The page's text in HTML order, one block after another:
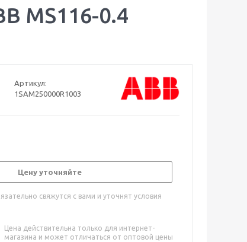
MS116-0.4
Артикул:
1SAM250000R1003
Цену уточняйте
свяжутся с вами и уточнят условия
Цена действительна только для интернет-
магазина и может отличаться от оптовой цены